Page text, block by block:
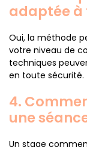
adaptée à
Oui, la méthode
votre niveau de
techniques
en toute sécurité.
4.
une
Un stage